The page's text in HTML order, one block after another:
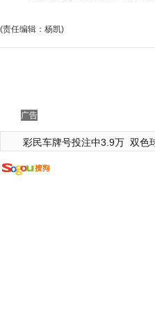
(责任编辑：杨凯)
广告
彩民车牌号投注中3.9万 双色